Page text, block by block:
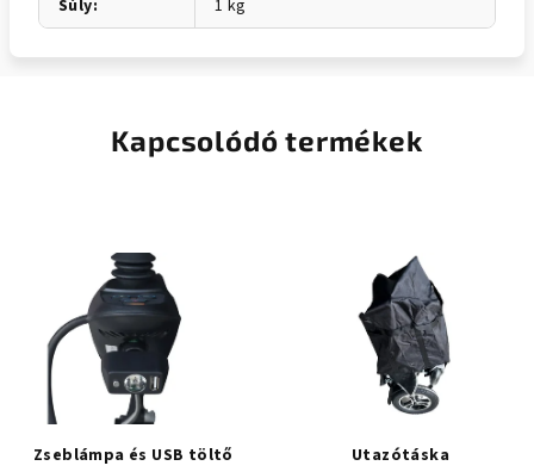
Súly: 1 kg
Kapcsolódó termékek
Zseblámpa és USB töltő Utazótáska